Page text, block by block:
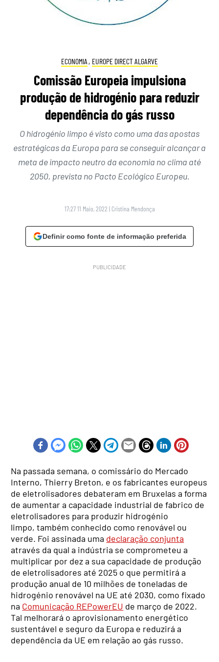
ECONOMIA , EUROPE DIRECT ALGARVE
Comissão Europeia impulsiona
produção de hidrogénio para reduzir
dependência do gás russo
O hidrogénio limpo é visto como uma das apostas
estratégicas da Europa para se conseguir alcançar a
meta de impacto neutro da economia no clima até
2050, prevista no Pacto Ecológico Europeu.
17:27 11 Maio, 2022 | Cristina Mendonça
Definir como fonte de informação preferida
Na passada semana, o comissário do Mercado
Interno, Thierry Breton, e os fabricantes europeus
de eletrolisadores debateram em Bruxelas a forma
de aumentar a capacidade industrial de fabrico de
eletrolisadores para produzir hidrogénio
limpo, também conhecido como renovável ou
verde. Foi assinada uma declaração conjunta
através da qual a indústria se comprometeu a
multiplicar por dez a sua capacidade de produção
de eletrolisadores até 2025 o que permitirá a
produção anual de 10 milhões de toneladas de
hidrogénio renovável na UE até 2030, como fixado
na Comunicação REPowerEU de março de 2022.
Tal melhorará o aprovisionamento energético
sustentável e seguro da Europa e reduzirá a
dependência da UE em relação ao gás russo.